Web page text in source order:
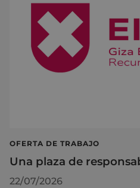
OFERTA DE TRABAJO
Una plaza de
22/07/2026